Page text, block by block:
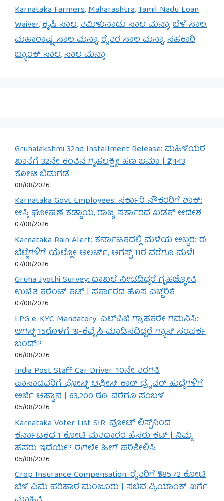
Karnataka Farmers,Maharashtra,Tamil Nadu Loan
Waiver,ಕೃಷಿ ಸಾಲ,ತಮಿಳುನಾಡು ಸಾಲ ಮನ್ನಾ,ಬೆಳೆ ಸಾಲ,
ಮಹಾರಾಷ್ಟ್ರ ಸಾಲ ಮನ್ನಾ,ರೈತರ ಸಾಲ ಮನ್ನಾ,ಸಹಕಾರಿ
ಬ್ಯಾಂಕ್ ಸಾಲ,ಸಾಲ ಮನ್ನಾ
Gruhalakshmi 32nd Installment Release: ಮಹಿಳೆಯರ
ಖಾತೆಗೆ 32ನೇ ಕಂತಿನ ಗೃಹಲಕ್ಷ್ಮೀ ಹಣ ಜಮಾ | ₹2,443
ಕೋಟಿ ಬಿಡುಗಡೆ
08/08/2026
Karnataka Govt Employees: ಸರ್ಕಾರಿ ನೌಕರರಿಗೆ ಶಾಕ್:
ಆಸ್ತಿ ಘೋಷಣೆ ಕಡ್ಡಾಯ, ರಾಜ್ಯ ಸರ್ಕಾರದ ಖಡಕ್ ಆದೇಶ
07/08/2026
Karnataka Rain Alert: ಕರ್ನಾಟಕದಲ್ಲಿ ಮಳೆಯ ಅಬ್ಬರ: ಈ
ಜಿಲ್ಲೆಗಳಿಗೆ ಯೆಲ್ಲೋ ಅಲರ್ಟ್, ಆಗಸ್ಟ್ 11ರ ವರೆಗೂ ಮಳೆ!
07/08/2026
Gruha Jyothi Survey: ದಾಖಲೆ ನೀಡದಿದ್ದರೆ ಗೃಹಜ್ಯೋತಿ
ಉಚಿತ ಕರೆಂಟ್ ಕಟ್ | ಸರ್ಕಾರದ ಹೊಸ ಎಚ್ಚರಿಕೆ
07/08/2026
LPG e-KYC Mandatory: ಎಲ್‌ಪಿಜಿ ಗ್ರಾಹಕರೇ ಗಮನಿಸಿ:
ಆಗಸ್ಟ್ 15ರೊಳಗೆ ಇ-ಕೆವೈಸಿ ಮಾಡಿಸದಿದ್ದರೆ ಗ್ಯಾಸ್ ಸಂಪರ್ಕ
ಬಂದ್!?
06/08/2026
India Post Staff Car Driver: 10ನೇ ತರಗತಿ
ಪಾಸಾದವರಿಗೆ ಪೋಸ್ಟ್ ಆಫೀಸ್ ಕಾರ್ ಡ್ರೈವರ್ ಹುದ್ದೆಗಳಿಗೆ
ಅರ್ಜಿ ಆಹ್ವಾನ | 63,200 ರೂ. ವರೆಗೂ ಸಂಬಳ
05/08/2026
Karnataka Voter List SIR: ವೋಟ್ ಲಿಸ್ಟ್‌ನಿಂದ
ಕರ್ನಾಟಕದ 1 ಕೋಟಿ ಮತದಾರರ ಹೆಸರು ಕಟ್ | ನಿಮ್ಮ
ಹೆಸರು ಇದೆಯೇ? ಈಗಲೇ ಹೀಗೆ ಪರಿಶೀಲಿಸಿ
05/08/2026
Crop Insurance Compensation: ರೈತರಿಗೆ ₹585.72 ಕೋಟಿ
ಬೆಳೆ ವಿಮೆ ಪರಿಹಾರ ಮಂಜೂರು | ಸಚಿವ ಪ್ರಿಯಾಂಕ್ ಖರ್ಗೆ